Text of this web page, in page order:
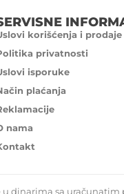
korišćenja i prodaje
privatnosti
isporuke
plaćanja
nama
u dinarima sa